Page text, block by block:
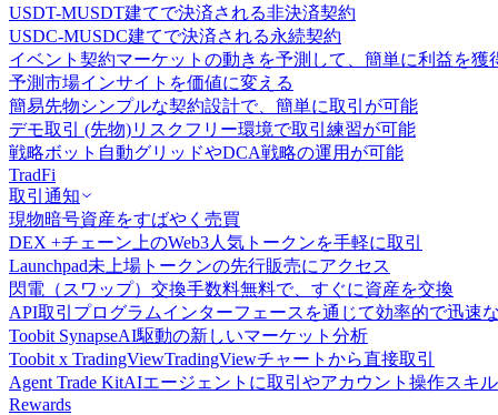
USDT-MUSDT建てで決済される非決済契約
USDC-MUSDC建てで決済される永続契約
イベント契約マーケットの動きを予測して、簡単に利益を獲
予測市場インサイトを価値に変える
簡易先物シンプルな契約設計で、簡単に取引が可能
デモ取引 (先物)リスクフリー環境で取引練習が可能
戦略ボット 自動グリッドやDCA戦略の運用が可能
TradFi
取引通知
現物暗号資産をすばやく売買
DEX +チェーン上のWeb3人気トークンを手軽に取引
Launchpad未上場トークンの先行販売にアクセス
閃電（スワップ）交換手数料無料で、すぐに資産を交換
API取引 プログラムインターフェースを通じて効率的で迅速
Toobit SynapseAI駆動の新しいマーケット分析
Toobit x TradingViewTradingViewチャートから直接取引
Agent Trade KitAIエージェントに取引やアカウント操作スキ
Rewards